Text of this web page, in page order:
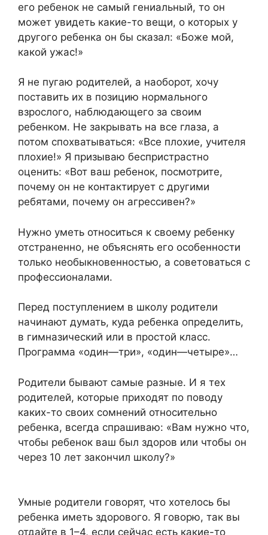
его ребенок не самый гениальный, то он
может увидеть какие-то вещи, о которых у
другого ребенка он бы сказал: «Боже мой,
какой ужас!»
Я не пугаю родителей, а наоборот, хочу
поставить их в позицию нормального
взрослого, наблюдающего за своим
ребенком. Не закрывать на все глаза, а
потом спохватываться: «Все плохие, учителя
плохие!» Я призываю беспристрастно
оценить: «Вот ваш ребенок, посмотрите,
почему он не контактирует с другими
ребятами, почему он агрессивен?»
Нужно уметь относиться к своему ребенку
отстраненно, не объяснять его особенности
только необыкновенностью, а советоваться с
профессионалами.
Перед поступлением в школу родители
начинают думать, куда ребенка определить,
в гимназический или в простой класс.
Программа «один—три», «один—четыре»…
Родители бывают самые разные. И я тех
родителей, которые приходят по поводу
каких-то своих сомнений относительно
ребенка, всегда спрашиваю: «Вам нужно что,
чтобы ребенок ваш был здоров или чтобы он
через 10 лет закончил школу?»
Умные родители говорят, что хотелось бы
ребенка иметь здорового. Я говорю, так вы
отдайте в 1–4, если сейчас есть какие-то